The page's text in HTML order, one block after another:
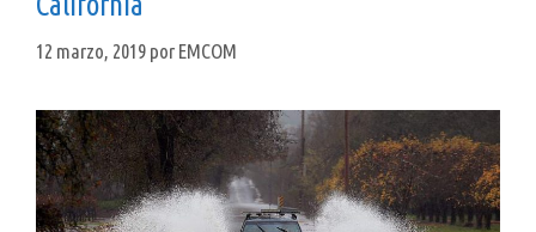
12 marzo, 2019 por EMCOM